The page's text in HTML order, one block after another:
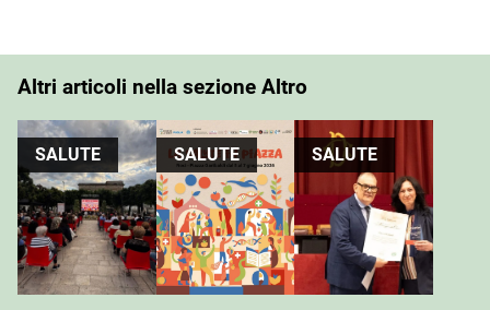
Altri articoli nella sezione Altro
SALUTE SALUTE SALUTE